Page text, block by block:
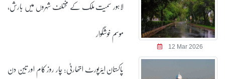
12 Mar 2026
لاہور سمیت ملک کے مختلف شہروں میں بارش،
موسم خوشگوار
پاکستان ایئرپورٹ اتھارٹی: چار روز کام اور تین دن